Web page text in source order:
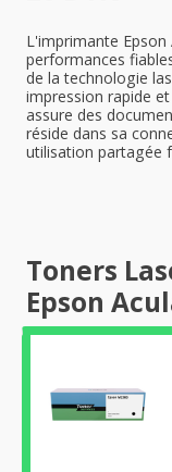
L'imprimante
performances
de la technologie
impression rapide
assure des
réside dans sa
utilisation partagée
Toners
Epson